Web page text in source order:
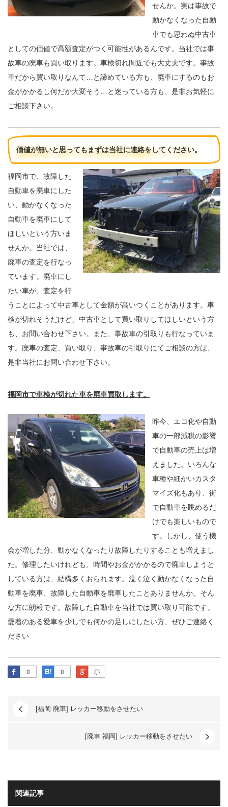
せんか。実は事故で
動かなくなった自動
車でも思わぬ中古車
としての価値で高額査定がつく可能性があるんです。当社では事
故車の廃車も買い取ります。車検切れ間近でも大丈夫です。事故
車だから買い取りなんて…と諦めている方も、廃車にするのもお
金がかかるし何だか大変そう…と迷っている方も、是非お気軽に
ご相談下さい。
価値が無いと思ってもまずは当社に連絡をしてください。
福岡市で、故障した
自動車を廃車にした
い、動かなくなった
自動車を廃車にして
ほしいという方いま
せんか。当社では、
廃車の査定を行なっ
ています。廃車にし
たい車が、査定を行
うことによって中古車として金額が高いつくことがあります。車
検が切れそうだけど、中古車として買い取りしてほしいという方
も、お問い合わせ下さい。また、事故車の引取りも行なっていま
す。廃車の査定、買い取り、事故車の引取りにてご相談の方は、
是非当社にお問い合わせ下さい。
福岡市で車検が切れた車を廃車買取します。
昨今、エコ化や自動
車の一部減税の影響
で自動車の売上は増
えました。いろんな
車種や細かいカスタ
マイズ化もあり、街
で自動車を眺めるだ
けでも楽しいもので
す。しかし、使う機
会が増した分、動かなくなったり故障したりすることも増えまし
た。修理したいけれども、時間やお金がかかるので廃車しようと
している方は、結構多くおられます。泣く泣く動かなくなった自
動車を廃車、故障した自動車を廃車したことありませんか。そん
な方に朗報です。故障した自動車を当社では買い取り可能です。
愛着のある愛車を少しでも何かの足しにしたい方、ぜひご連絡く
ださい
0
Facebook 0
はてなブックマーク
Google Plus
[福岡 廃車] レッカー移動をさせたい
[廃車 福岡] レッカー移動をさせたい
関連記事